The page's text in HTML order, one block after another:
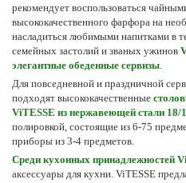
рекомендует воспользоваться
высококачественного фарфора на
насладиться любимыми напитками в
семейных застолий и званых ужинов
элегантные обеденные сервизы
Для повседневной и праздничной
подходят высококачественные
ViTESSE из нержавеющей стали 18/
полировкой, состоящие из 6-75
приборы из 3-4 предметов.
Среди кухонных принадлежностей
аксессуары для кухни. ViTESSE